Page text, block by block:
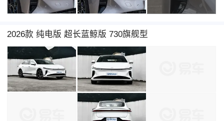
2026款 纯电版 超长蓝鲸版 730旗舰型